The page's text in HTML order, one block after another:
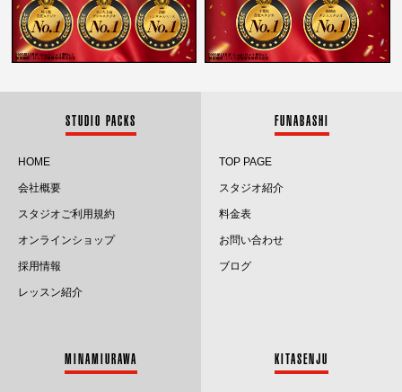
STUDIO PACKS
HOME
会社概要
スタジオご利用規約
オンラインショップ
採用情報
レッスン紹介
FUNABASHI
TOP PAGE
スタジオ紹介
料金表
お問い合わせ
ブログ
MINAMIURAWA KITASENJU